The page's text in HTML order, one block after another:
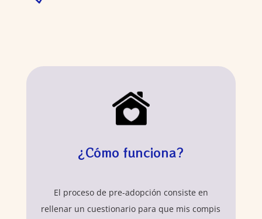
¿Cómo funciona?
El proceso de pre-adopción consiste en
rellenar un cuestionario para que mis compis